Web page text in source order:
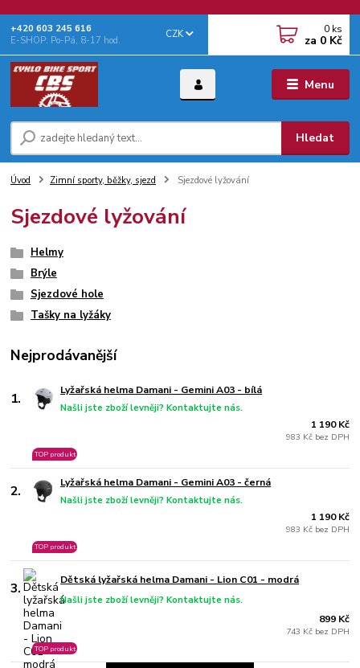
Menu
CZK
Hledat
+‭420 603 245 616‬
E-SHOP: Po-Pá, 8-17 hod.
0 ks
za 0 Kč
Úvod Zimní sporty, běžky, sjezd Sjezdové lyžování
Sjezdové lyžování
Helmy
Brýle
Sjezdové hole
Tašky na lyžáky
Nejprodávanější
1. Lyžařská helma Damani - Gemini A03 - bílá
Našli jste zboží levněji? Kontaktujte nás.
TOP produkt
1 190 Kč
983 Kč bez DPH
2. Lyžařská helma Damani - Gemini A03 - černá
Našli jste zboží levněji? Kontaktujte nás.
TOP produkt
1 190 Kč
983 Kč bez DPH
3. Dětská lyžařská helma Damani - Lion C01 - modrá
Našli jste zboží levněji? Kontaktujte nás.
TOP produkt
899 Kč
743 Kč bez DPH